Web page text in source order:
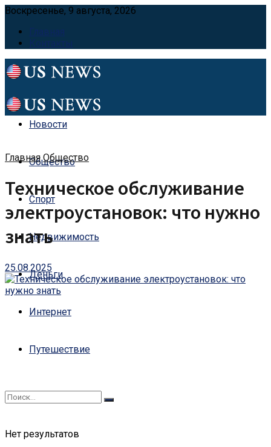
Воскресенье, 9 августа, 2026
Главная
Контакты
Новости
Общество
Спорт
Недвижимость
Деньги
Интернет
Путешествие
Нет результатов
Главная Общество
Техническое обслуживание
электроустановок: что нужно
знать
25.08.2025